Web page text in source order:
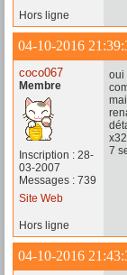
Hors ligne
04-10-2016
coco067
Membre
Inscription : 28-
03-2007
Messages : 739
Site Web
oui
7
Hors ligne
04-10-2016